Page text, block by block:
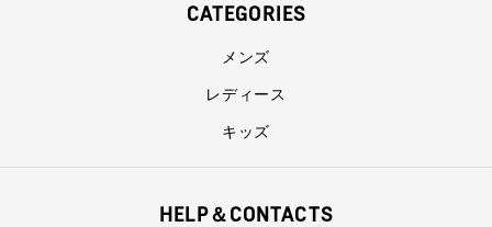
CATEGORIES
メンズ
レディース
キッズ
HELP＆CONTACTS